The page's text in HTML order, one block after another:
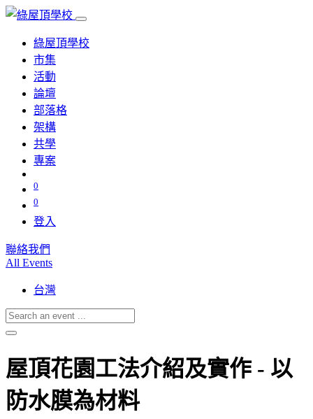
綠屋頂學校
市集
活動
論壇
部落格
架構
共學
專案
0
0
登入
聯絡我們
All Events
台灣
屋頂花園工法介紹及實作 - 以
防水膜為材料